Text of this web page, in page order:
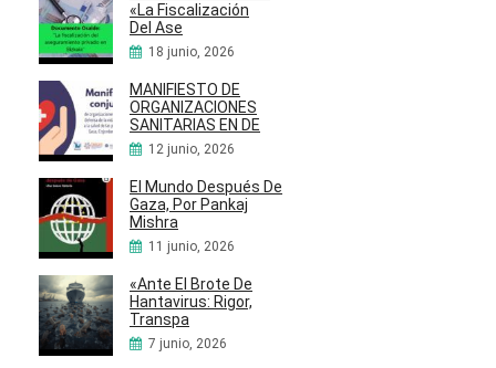
«La Fiscalización
Del Ase
18 junio, 2026
MANIFIESTO DE
ORGANIZACIONES
SANITARIAS EN DE
12 junio, 2026
El Mundo Después De
Gaza, Por Pankaj
Mishra
11 junio, 2026
«Ante El Brote De
Hantavirus: Rigor,
Transpa
7 junio, 2026